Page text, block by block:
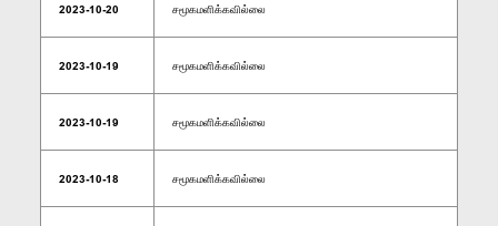
2023-10-20 சமூகமளிக்கவில்லை
2023-10-19 சமூகமளிக்கவில்லை
2023-10-19 சமூகமளிக்கவில்லை
2023-10-18 சமூகமளிக்கவில்லை